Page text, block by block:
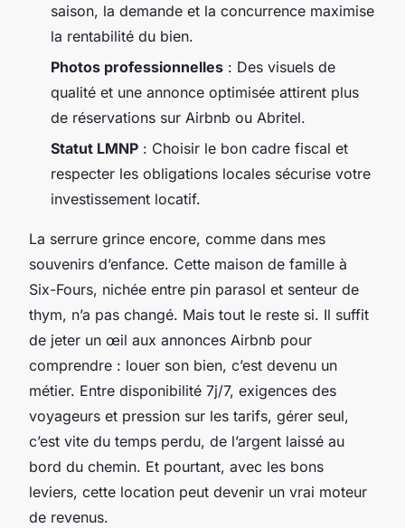
saison, la demande et la concurrence maximise
la rentabilité du bien.
Photos professionnelles : Des visuels de
qualité et une annonce optimisée attirent plus
de réservations sur Airbnb ou Abritel.
Statut LMNP : Choisir le bon cadre fiscal et
respecter les obligations locales sécurise votre
investissement locatif.
La serrure grince encore, comme dans mes
souvenirs d’enfance. Cette maison de famille à
Six-Fours, nichée entre pin parasol et senteur de
thym, n’a pas changé. Mais tout le reste si. Il suffit
de jeter un œil aux annonces Airbnb pour
comprendre : louer son bien, c’est devenu un
métier. Entre disponibilité 7j/7, exigences des
voyageurs et pression sur les tarifs, gérer seul,
c’est vite du temps perdu, de l’argent laissé au
bord du chemin. Et pourtant, avec les bons
leviers, cette location peut devenir un vrai moteur
de revenus.